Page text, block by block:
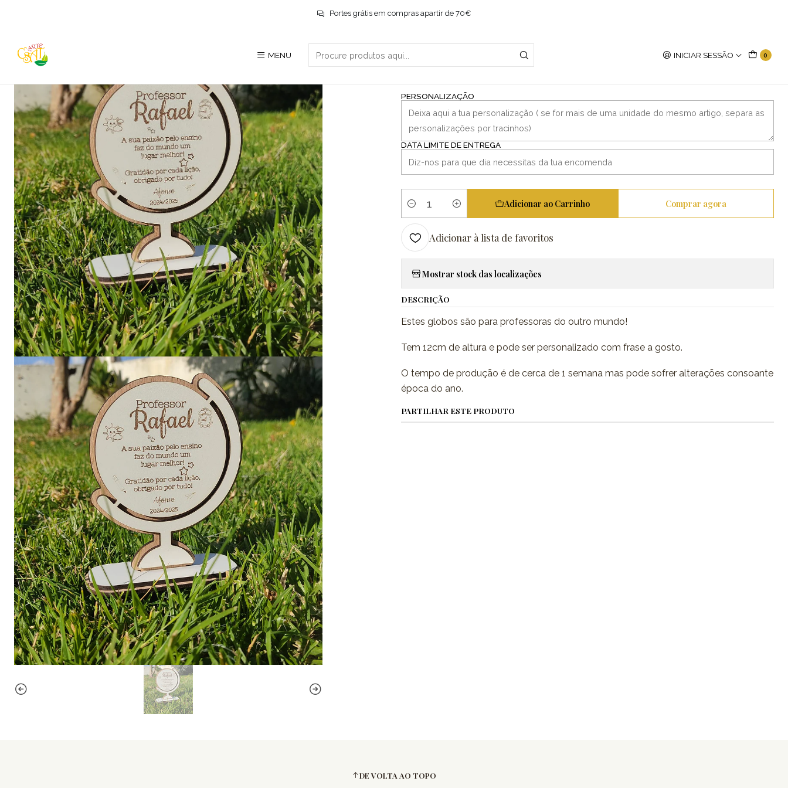
MENU INICIAR SESSÃO 0
Portes grátis em compras apartir de 70€
Início Educadoras Globo para professora
Globo para professora
PERSONALIZAÇÃO
DATA LIMITE DE ENTREGA
Quantidade
Adicionar ao Carrinho Comprar agora
Adicionar à lista de favoritos
Mostrar stock das localizações
DESCRIÇÃO
Estes globos são para professoras do outro mundo!
Tem 12cm de altura e pode ser personalizado com frase a gosto.
O tempo de produção é de cerca de 1 semana mas pode sofrer alterações consoante
época do ano.
PARTILHAR ESTE PRODUTO
DE VOLTA AO TOPO